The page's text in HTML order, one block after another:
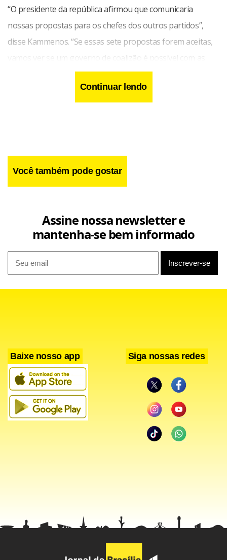
“O presidente da república afirmou que comunicaria
nossas propostas para os chefes dos outros partidos”,
disse Kammenos. “Se essas sete propostas forem aceitas,
vamos ver se um governo de coalizão é possível com as
outras legendas.” As informações são da Dow Jones.
Continuar lendo
Você também pode gostar
Assine nossa newsletter e
mantenha-se bem informado
Baixe nosso app Siga nossas redes